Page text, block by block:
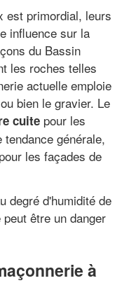
est primordial, leurs
influence sur la
du Bassin
les roches telles
actuelle emploie
bien le gravier. Le
cuite pour les
générale,
pour les façades de
degré d'humidité de
être un danger
à